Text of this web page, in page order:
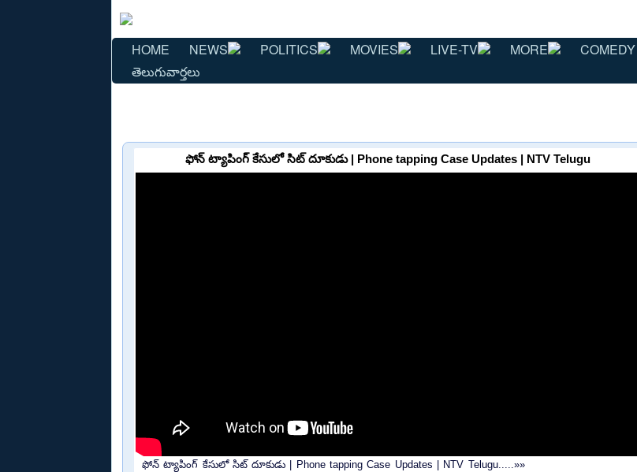
HOME NEWS POLITICS MOVIES LIVE-TV MORE COMEDY
తెలుగువార్తలు
ఫోన్ ట్యాపింగ్ కేసులో సిట్ దూకుడు | Phone tapping Case Updates | NTV Telugu
ఫోన్ ట్యాపింగ్ కేసులో సిట్ దూకుడు | Phone tapping Case Updates | NTV Telugu.....»»